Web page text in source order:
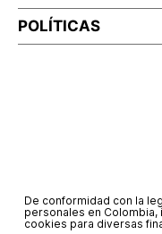
POLÍTICAS
De conformidad con la
personales en
cookies para diversas